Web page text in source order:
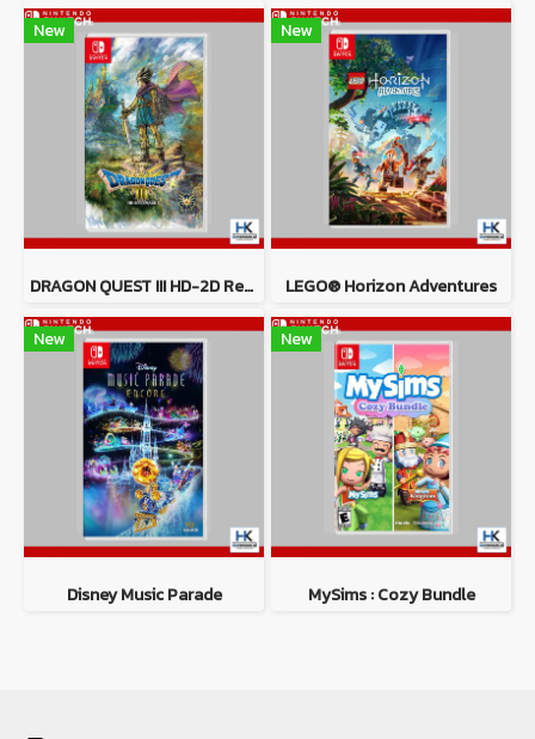
New
DRAGON QUEST III HD-2D Remake
New
LEGO® Horizon Adventures
New
Disney Music Parade
New
MySims : Cozy Bundle